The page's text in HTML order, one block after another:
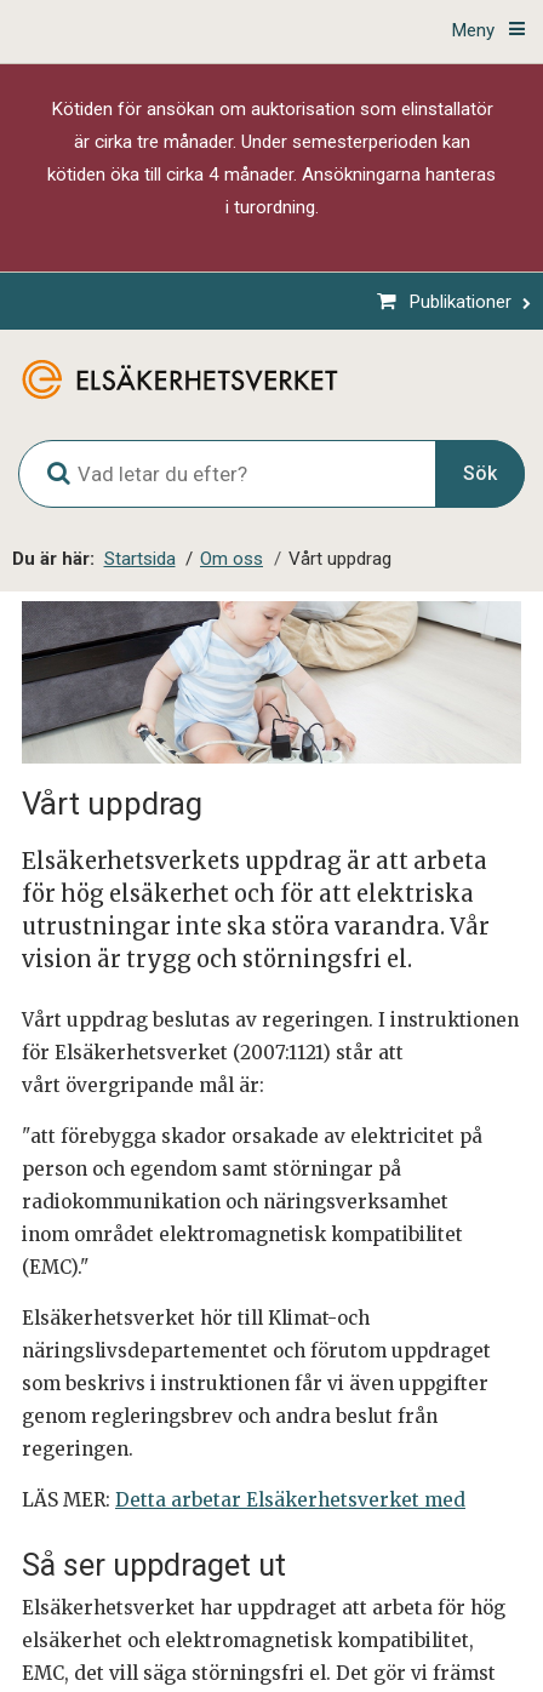
Meny
Kötiden för ansökan om auktorisation som elinstallatör
är cirka tre månader. Under semesterperioden kan
kötiden öka till cirka 4 månader. Ansökningarna hanteras
i turordning.
Publikationer
G
l
o
a
l
t
e
ö
k
Sök
Du är här: Startsida / Om oss / Vårt uppdrag
Vårt uppdrag
Elsäkerhetsverkets uppdrag är att arbeta
för hög elsäkerhet och för att elektriska
utrustningar inte ska störa varandra. Vår
vision är trygg och störningsfri el.
Vårt uppdrag beslutas av regeringen. I instruktionen
för Elsäkerhetsverket (2007:1121) står att
vårt övergripande mål är:
"att förebygga skador orsakade av elektricitet på
person och egendom samt störningar på
radiokommunikation och näringsverksamhet
inom området elektromagnetisk kompatibilitet
(EMC)."
Elsäkerhetsverket hör till Klimat-och
näringslivsdepartementet och förutom uppdraget
som beskrivs i instruktionen får vi även uppgifter
genom regleringsbrev och andra beslut från
regeringen.
LÄS MER: Detta arbetar Elsäkerhetsverket med
Så ser uppdraget ut
Elsäkerhetsverket har uppdraget att arbeta för hög
elsäkerhet och elektromagnetisk kompatibilitet,
EMC, det vill säga störningsfri el. Det gör vi främst